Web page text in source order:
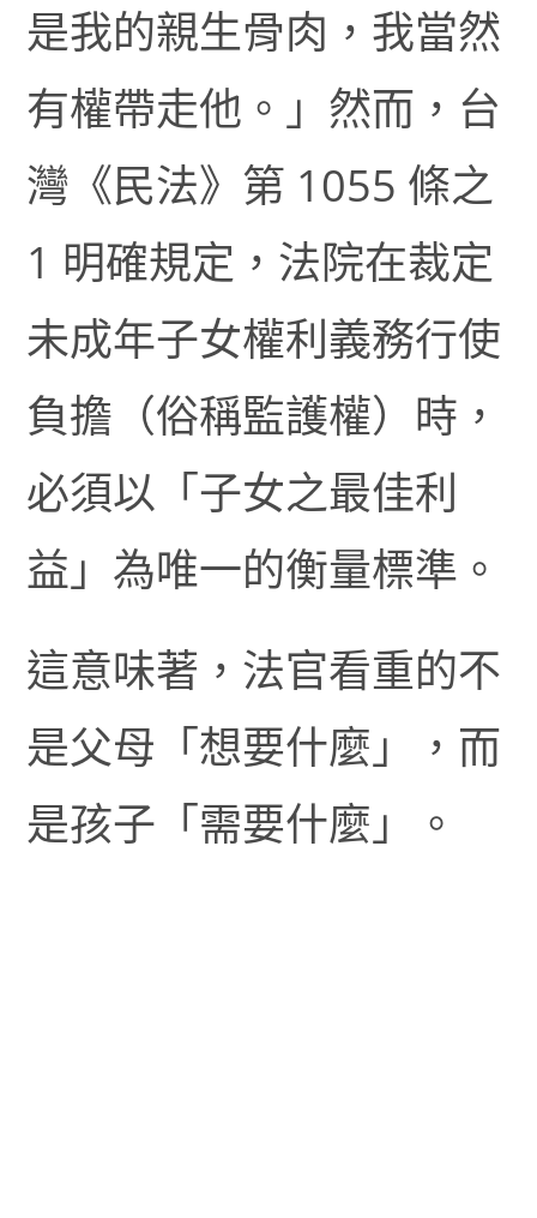
是我的親生骨肉，我當然
有權帶走他。」然而，台
灣《民法》第 1055 條之
1 明確規定，法院在裁定
未成年子女權利義務行使
負擔（俗稱監護權）時，
必須以「子女之最佳利
益」為唯一的衡量標準。
這意味著，法官看重的不
是父母「想要什麼」，而
是孩子「需要什麼」。